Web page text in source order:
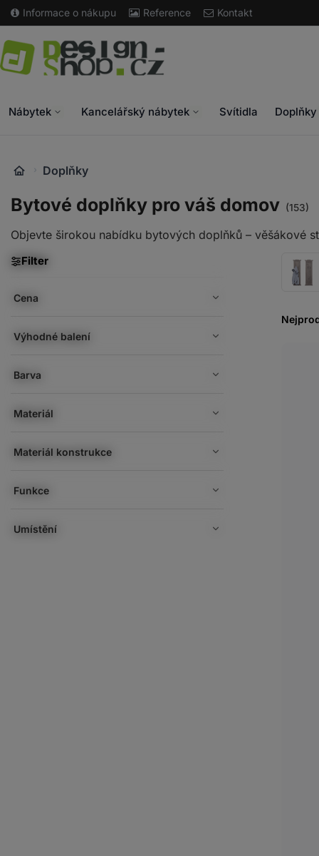
Přejít
k
obsahu
Informace o nákupu Reference Kontakt
Go
homepage
Nábytek Kancelářský nábytek Svítidla Doplňky
Doplňky
Bytové doplňky pro váš domov (153)
Objevte širokou nabídku bytových doplňků – věšákové
Filter
Cena
Výhodné balení
Barva
Materiál
Materiál konstrukce
Funkce
Umístění